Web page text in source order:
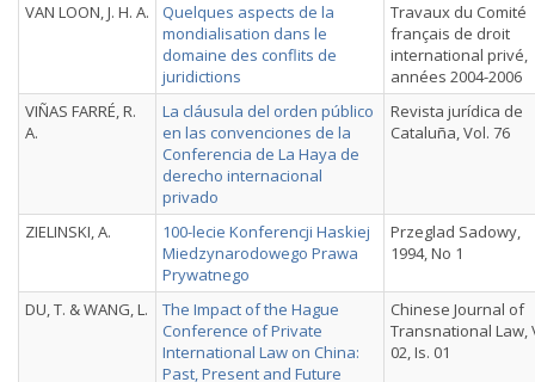
VAN LOON, J. H. A.
Quelques aspects de la
mondialisation dans le
domaine des conflits de
juridictions
Travaux du Comité
français de droit
international privé,
années 2004-2006
VIÑAS FARRÉ, R.
A.
La cláusula del orden público
en las convenciones de la
Conferencia de La Haya de
derecho internacional
privado
Revista jurídica de
Cataluña, Vol. 76
ZIELINSKI, A.
100-lecie Konferencji Haskiej
Miedzynarodowego Prawa
Prywatnego
Przeglad Sadowy,
1994, No 1
DU, T. & WANG, L.
The Impact of the Hague
Conference of Private
International Law on China:
Past, Present and Future
Chinese Journal of
Transnational Law,
02, Is. 01